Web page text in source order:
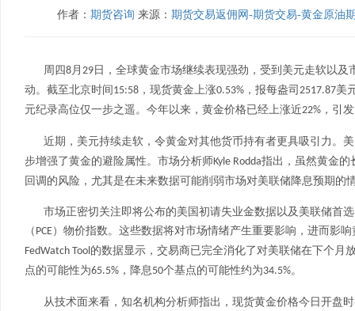
作者： 期货咨询 来源： 期货交易返佣网-期货交易-黄金原油
周四8月 29 日，全球黄金市场继续表现强劲，受到美元走软以
动。截至北京时间 15:58 ，现货黄金上涨0.53% ，报每盎司 2517.87美
元纪录高位仅一步之遥。今年以来，黄金价格已经上涨近22% ，引
近期，美元持续走软，令黄金对其他货币持有者更具吸引力。
步增强了黄金的避险属性。市场分析师Kyle Rodda指出，虽然黄金的
回调的风险，尤其是在未来数据可能削弱市场对美联储降息预期的
市场正密切关注即将公布的美国初请失业金数据以及美联储首
（ PCE）物价指数。这些数据将对市场情绪产生重要影响，进而影
FedWatch Tool的数据显示，交易商已完全消化了对美联储在下个月
点的可能性为65.5% ，降息50个基点的可能性约为34.5%。
从技术面来看，知名机构分析师指出，现货黄金价格今日开盘